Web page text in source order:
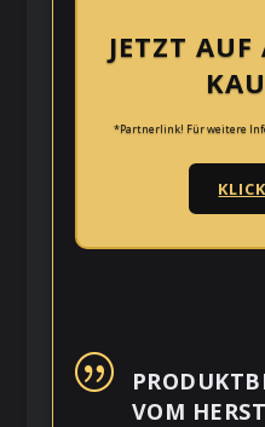
JETZT
*Partnerlink! Für weitere
|
VOM